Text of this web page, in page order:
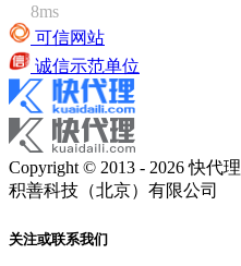
8ms
可信网站
诚信示范单位
Copyright © 2013 - 2026 快代理
积善科技（北京）有限公司
关注或联系我们